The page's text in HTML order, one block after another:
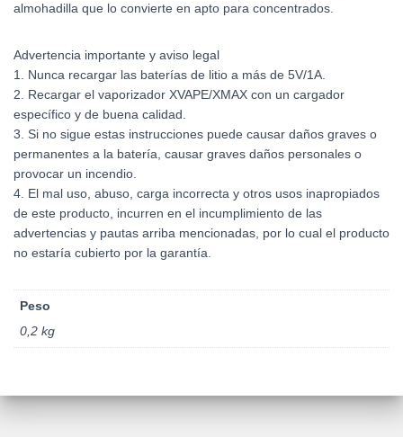
almohadilla que lo convierte en apto para concentrados.
Advertencia importante y aviso legal
1. Nunca recargar las baterías de litio a más de 5V/1A.
2. Recargar el vaporizador XVAPE/XMAX con un cargador
específico y de buena calidad.
3. Si no sigue estas instrucciones puede causar daños graves o
permanentes a la batería, causar graves daños personales o
provocar un incendio.
4. El mal uso, abuso, carga incorrecta y otros usos inapropiados
de este producto, incurren en el incumplimiento de las
advertencias y pautas arriba mencionadas, por lo cual el producto
no estaría cubierto por la garantía.
Peso
0,2 kg